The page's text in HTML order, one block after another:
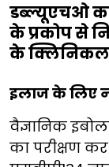
डब्ल्यूएचओ
के प्रकोप से
के क्लिनिकल
इलाज के लिए
वैज्ञानिक
का परीक्षण